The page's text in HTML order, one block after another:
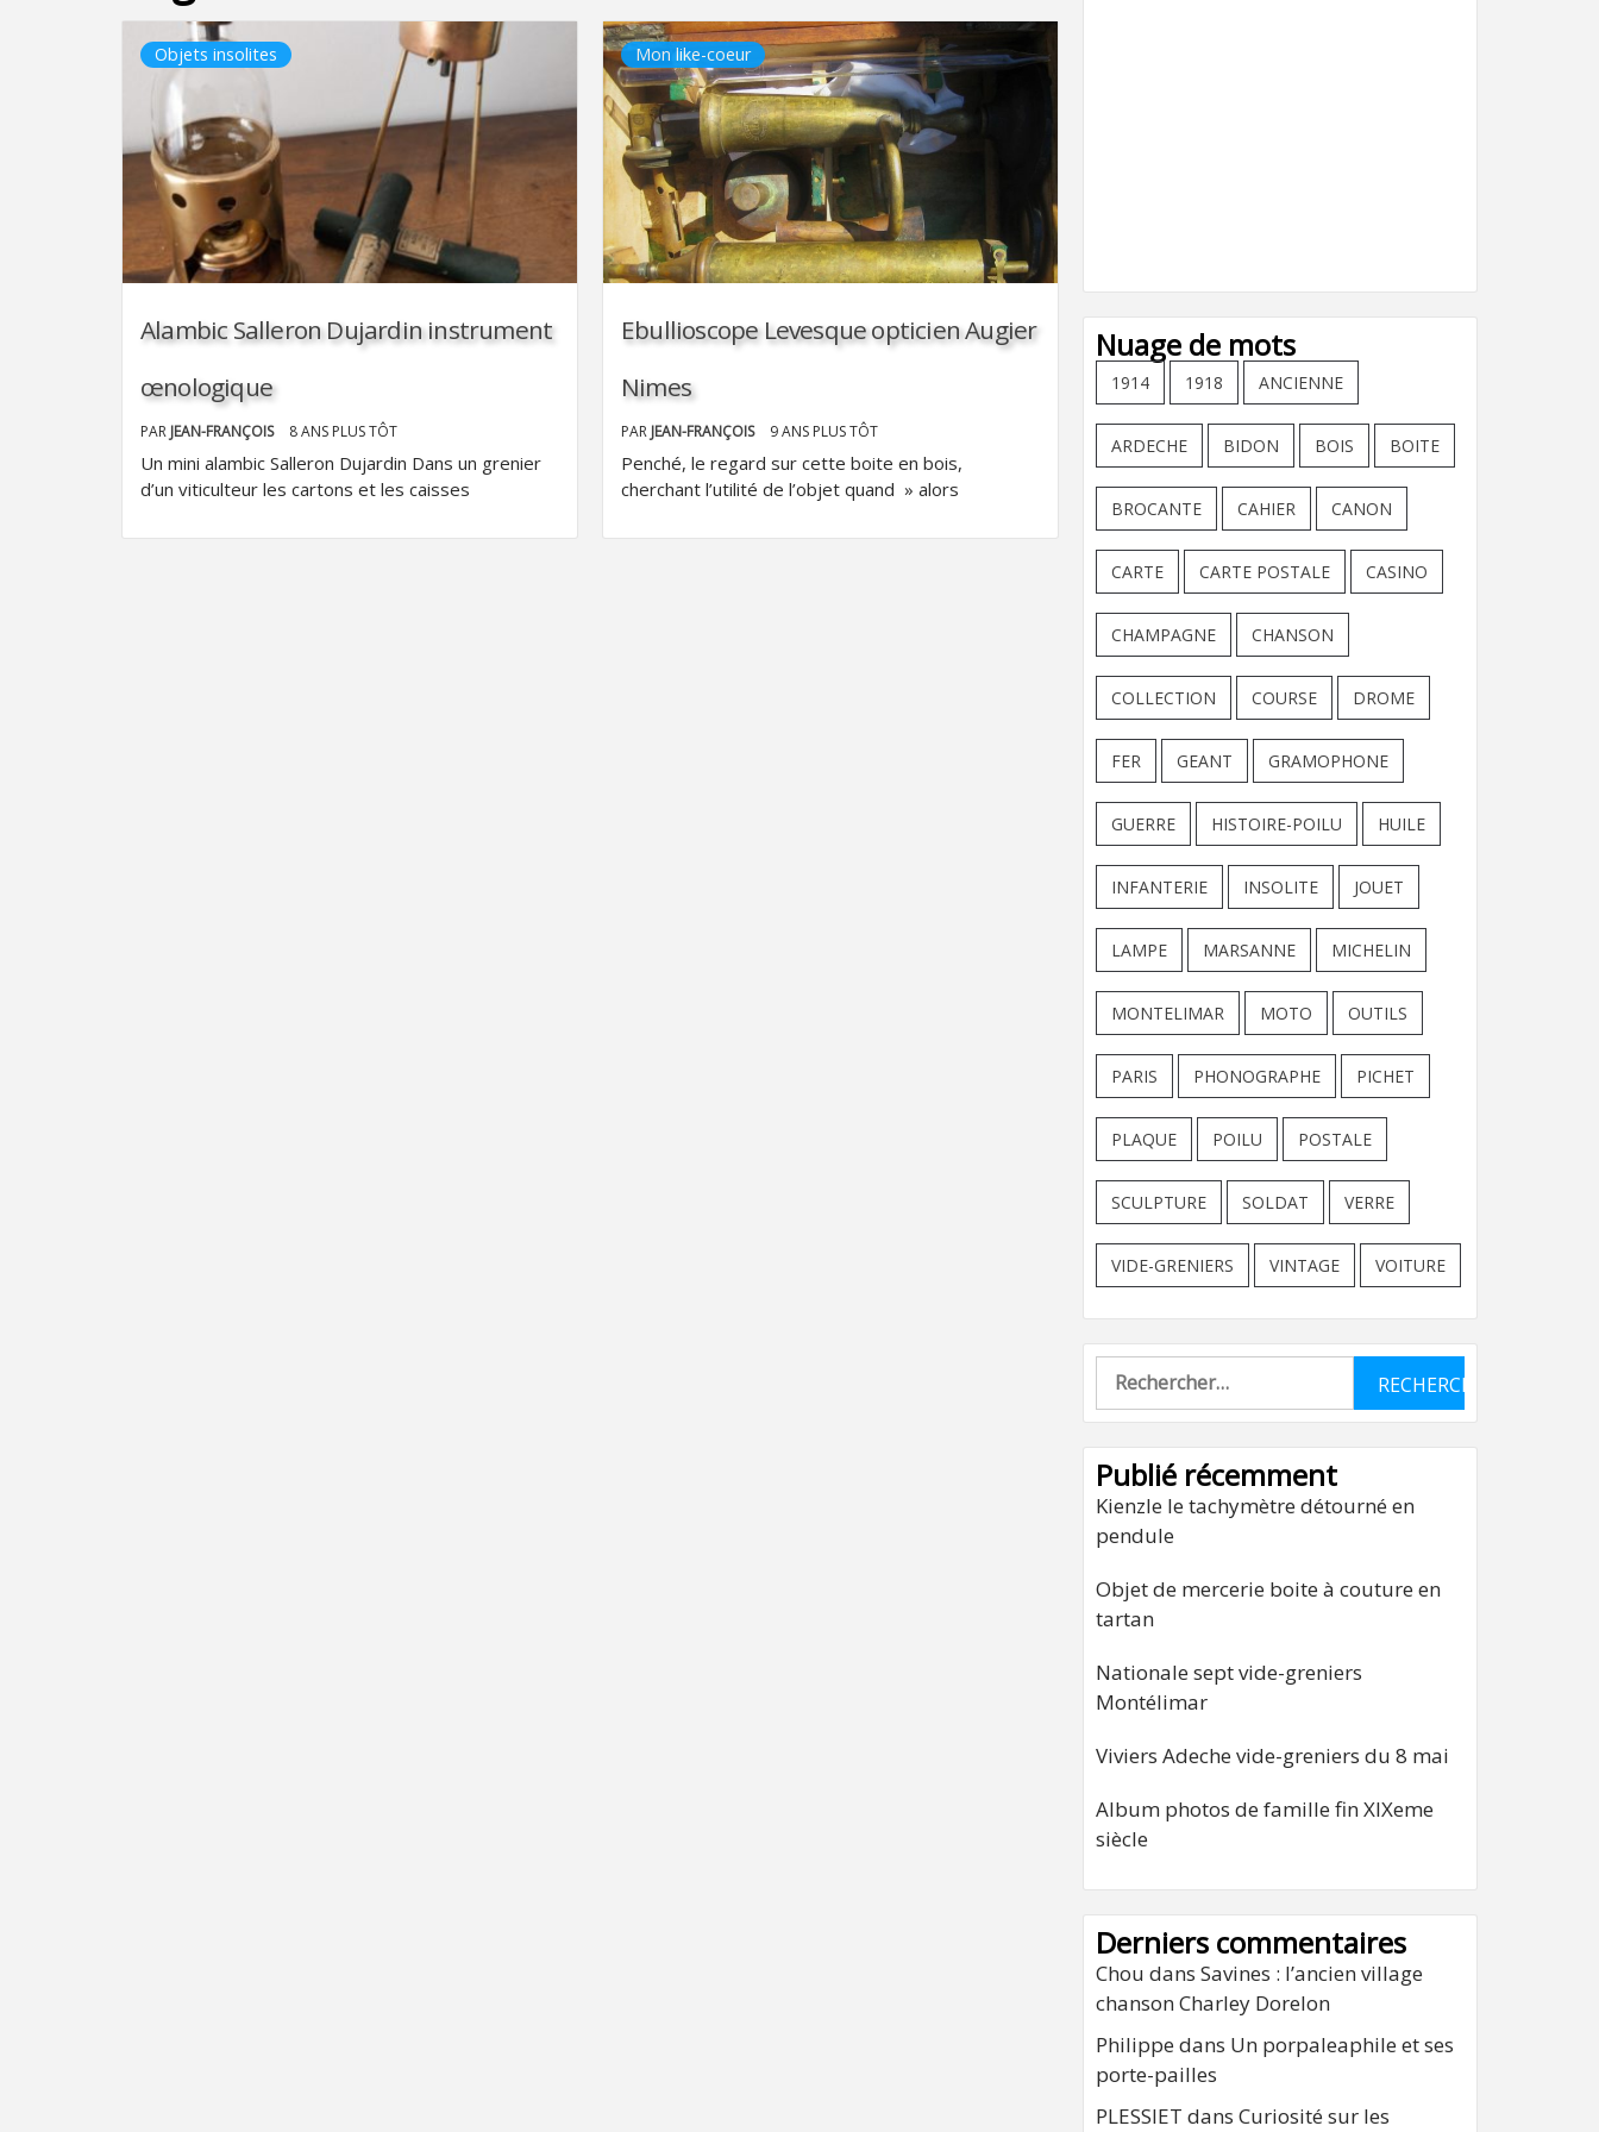
Objets insolites
Alambic Salleron Dujardin instrument
œnologique
PAR JEAN-FRANÇOIS 8 ANS PLUS TÔT
Un mini alambic Salleron Dujardin Dans un grenier
d’un viticulteur les cartons et les caisses
Mon like-coeur
Ebullioscope Levesque opticien Augier
Nimes
PAR JEAN-FRANÇOIS 9 ANS PLUS TÔT
Penché, le regard sur cette boite en bois,
cherchant l’utilité de l’objet quand » alors
Nuage de mots
1914 1918 ANCIENNE
ARDECHE BIDON BOIS BOITE
BROCANTE CAHIER CANON
CARTE CARTE POSTALE CASINO
CHAMPAGNE CHANSON
COLLECTION COURSE DROME
FER GEANT GRAMOPHONE
GUERRE HISTOIRE-POILU HUILE
INFANTERIE INSOLITE JOUET
LAMPE MARSANNE MICHELIN
MONTELIMAR MOTO OUTILS
PARIS PHONOGRAPHE PICHET
PLAQUE POILU POSTALE
SCULPTURE SOLDAT VERRE
VIDE-GRENIERS VINTAGE VOITURE
Rechercher :
Publié récemment
Kienzle le tachymètre détourné en
pendule
Objet de mercerie boite à couture en
tartan
Nationale sept vide-greniers
Montélimar
Viviers Adeche vide-greniers du 8 mai
Album photos de famille fin XIXeme
siècle
Derniers commentaires
Chou dans Savines : l’ancien village
chanson Charley Dorelon
Philippe dans Un porpaleaphile et ses
porte-pailles
PLESSIET dans Curiosité sur les